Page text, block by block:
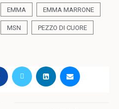
EMMA EMMA MARRONE
MSN PEZZO DI CUORE